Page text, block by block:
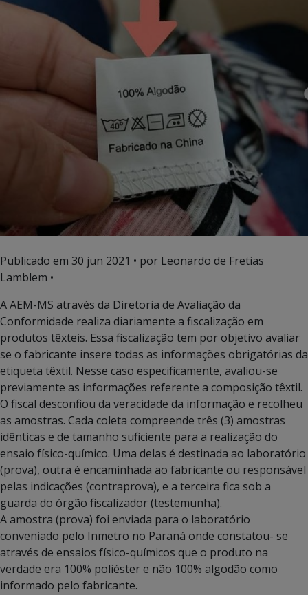
Publicado em 30 jun 2021 • por Leonardo de Fretias
Lamblem •
A AEM-MS através da Diretoria de Avaliação da
Conformidade realiza diariamente a fiscalização em
produtos têxteis. Essa fiscalização tem por objetivo avaliar
se o fabricante insere todas as informações obrigatórias da
etiqueta têxtil. Nesse caso especificamente, avaliou-se
previamente as informações referente a composição têxtil.
O fiscal desconfiou da veracidade da informação e recolheu
as amostras. Cada coleta compreende três (3) amostras
idênticas e de tamanho suficiente para a realização do
ensaio físico-químico. Uma delas é destinada ao laboratório
(prova), outra é encaminhada ao fabricante ou responsável
pelas indicações (contraprova), e a terceira fica sob a
guarda do órgão fiscalizador (testemunha).
A amostra (prova) foi enviada para o laboratório
conveniado pelo Inmetro no Paraná onde constatou- se
através de ensaios físico-químicos que o produto na
verdade era 100% poliéster e não 100% algodão como
informado pelo fabricante.